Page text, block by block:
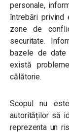
personale,
întrebări privind
zone de
securitate.
bazele de date
există
călătorie.
Scopul nu
autorităților să
reprezenta un